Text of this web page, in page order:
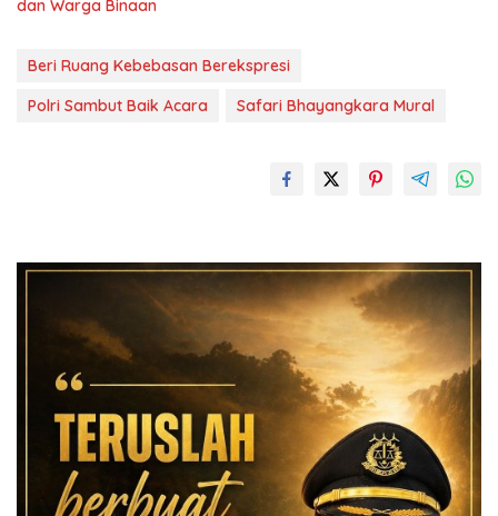
dan Warga Binaan
Beri Ruang Kebebasan Berekspresi
Polri Sambut Baik Acara
Safari Bhayangkara Mural